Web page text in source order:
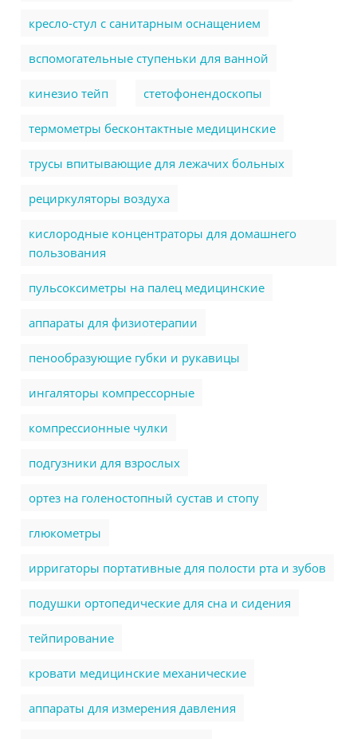
кресло-стул с санитарным оснащением
вспомогательные ступеньки для ванной
кинезио тейп стетофонендоскопы
термометры бесконтактные медицинские
трусы впитывающие для лежачих больных
рециркуляторы воздуха
кислородные концентраторы для домашнего
пользования
пульсоксиметры на палец медицинские
аппараты для физиотерапии
пенообразующие губки и рукавицы
ингаляторы компрессорные
компрессионные чулки
подгузники для взрослых
ортез на голеностопный сустав и стопу
глюкометры
ирригаторы портативные для полости рта и зубов
подушки ортопедические для сна и сидения
тейпирование
кровати медицинские механические
аппараты для измерения давления